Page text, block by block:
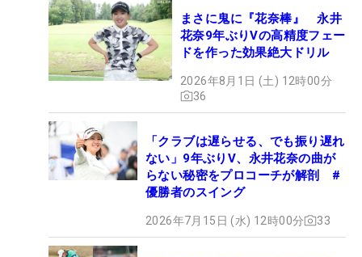
まさに鬼に『花奈棒』 永井
花奈9年ぶりVの高精度フェー
ドを作った効果絶大ドリル
2026年8月1日 (土) 12時00分
36
「クラブは遅らせる、でも振り遅れ
ない」9年ぶりV、永井花奈の曲が
らない秘密をプロコーチが解剖 #
優勝者のスイング
2026年7月15日 (水) 12時00分 33